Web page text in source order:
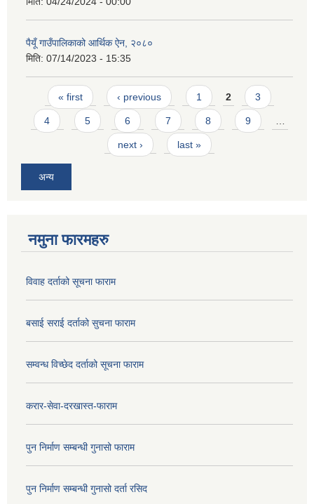
पैयूँ गाउँपालिकाको आर्थिक ऐन, २०८०
मिति: 07/14/2023 - 15:35
Pages
« first ‹ previous 1 2 3
4 5 6 7 8 9
next › last »
अन्य
नमुना फारमहरु
विवाह दर्ताको सूचना फाराम
बसाई सराई दर्ताको सुचना फाराम
सम्वन्ध विच्छेद दर्ताको सूचना फाराम
करार-सेवा-दरखास्त-फाराम
पुन निर्माण सम्बन्धी गुनासो फाराम
पुन निर्माण सम्बन्धी गुनासो दर्ता रसिद